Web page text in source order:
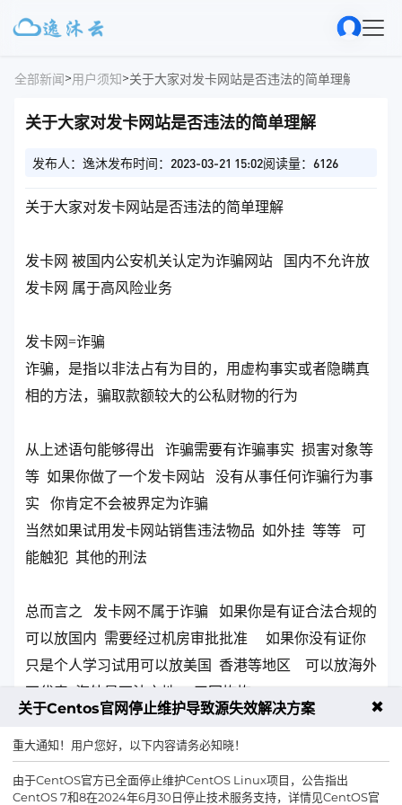
全部新闻>用户须知>关于大家对发卡网站是否违法的简单理解
关于大家对发卡网站是否违法的简单理解
发布人：逸沐发布时间：2023-03-21 15:02阅读量：6126
关于大家对发卡网站是否违法的简单理解
发卡网 被国内公安机关认定为诈骗网站 国内不允许放
发卡网 属于高风险业务
发卡网=诈骗
诈骗，是指以非法占有为目的，用虚构事实或者隐瞒真
相的方法，骗取款额较大的公私财物的行为
从上述语句能够得出 诈骗需要有诈骗事实 损害对象等
等 如果你做了一个发卡网站 没有从事任何诈骗行为事
实 你肯定不会被界定为诈骗
当然如果试用发卡网站销售违法物品 如外挂 等等 可
能触犯 其他的刑法
总而言之 发卡网不属于诈骗 如果你是有证合法合规的
可以放国内 需要经过机房审批批准 如果你没有证你
只是个人学习试用可以放美国 香港等地区 可以放海外
不代表 海外是不法之地 天网恢恢
上一篇：逸沐互联隐私声明
下一篇：逸沐云注册协议
关于Centos官网停止维护导致源失效解决方案 ✖
重大通知！用户您好，以下内容请务必知晓！
由于CentOS官方已全面停止维护CentOS Linux项目，公告指出
CentOS 7和8在2024年6月30日停止技术服务支持，详情见CentOS官